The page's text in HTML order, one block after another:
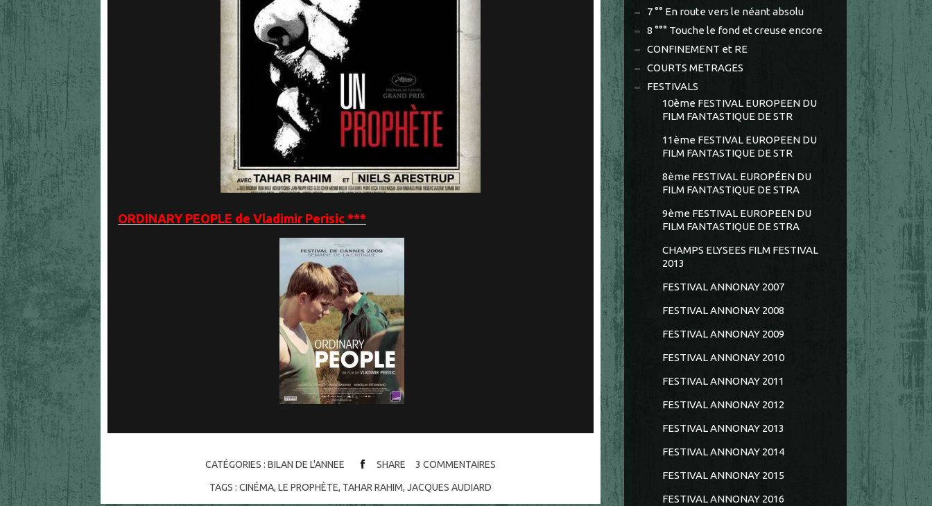
ORDINARY PEOPLE de Vladimir Perisic ***
CATÉGORIES : BILAN DE L'ANNEE SHARE 3 COMMENTAIRES
TAGS : CINÉMA, LE PROPHÈTE, TAHAR RAHIM, JACQUES AUDIARD
7 °° En route vers le néant absolu
8 °°° Touche le fond et creuse encore
CONFINEMENT et RE
COURTS METRAGES
FESTIVALS
10ème FESTIVAL EUROPEEN DU
FILM FANTASTIQUE DE STR
11ème FESTIVAL EUROPEEN DU
FILM FANTASTIQUE DE STR
8ème FESTIVAL EUROPÉEN DU
FILM FANTASTIQUE DE STRA
9ème FESTIVAL EUROPEEN DU
FILM FANTASTIQUE DE STRA
CHAMPS ELYSEES FILM FESTIVAL
2013
FESTIVAL ANNONAY 2007
FESTIVAL ANNONAY 2008
FESTIVAL ANNONAY 2009
FESTIVAL ANNONAY 2010
FESTIVAL ANNONAY 2011
FESTIVAL ANNONAY 2012
FESTIVAL ANNONAY 2013
FESTIVAL ANNONAY 2014
FESTIVAL ANNONAY 2015
FESTIVAL ANNONAY 2016